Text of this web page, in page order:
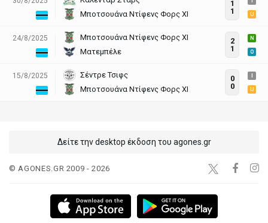
Μποτσουάνα Ντίφενς Φορς ΧΙ
1
1
U
24/8/2025
Μποτσουάνα Ντίφενς Φορς ΧΙ
Ματεμπέλε
2
1
N
O
15/8/2025
Σέντρε Τσιφς
Μποτσουάνα Ντίφενς Φορς ΧΙ
0
0
U
Δείτε την desktop έκδοση του agones.gr
© AGONES.GR 2009 - 2026